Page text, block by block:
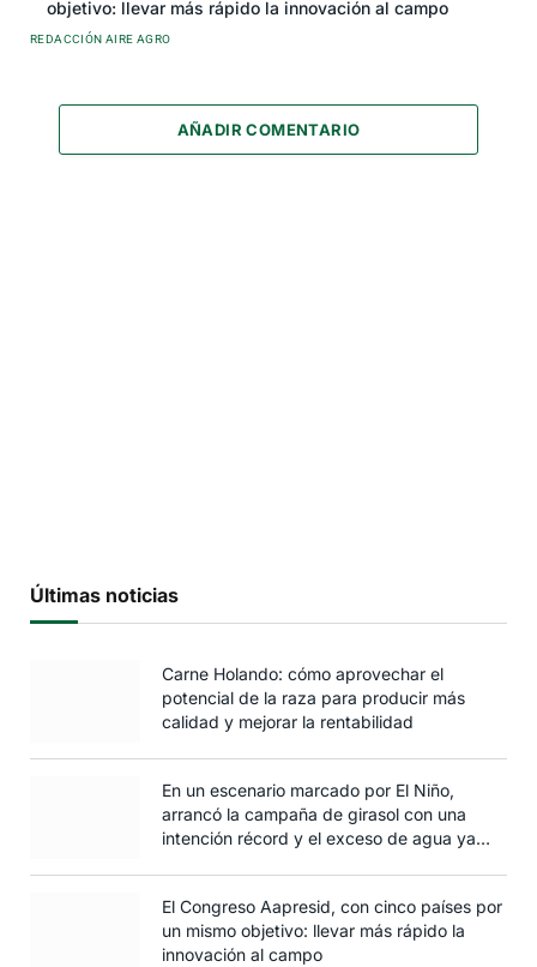
objetivo: llevar más rápido la innovación al campo
REDACCIÓN AIRE AGRO
AÑADIR COMENTARIO
Últimas noticias
Carne Holando: cómo aprovechar el
potencial de la raza para producir más
calidad y mejorar la rentabilidad
En un escenario marcado por El Niño,
arrancó la campaña de girasol con una
intención récord y el exceso de agua ya
El Congreso Aapresid, con cinco países por
un mismo objetivo: llevar más rápido la
innovación al campo